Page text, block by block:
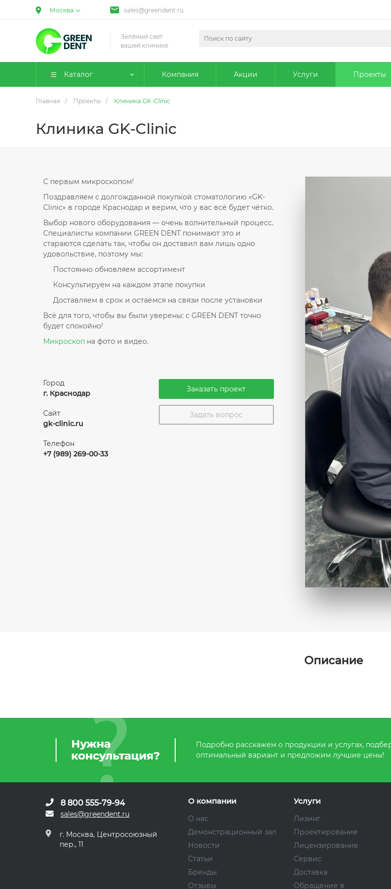
Москва sales@greendent.ru
Зелёный свет
вашей клинике
Каталог Компания Акции Услуги Проекты
Главная / Проекты / Клиника GK-Clinic
Клиника GK-Clinic
С первым микроскопом!
Поздравляем с долгожданной покупкой стоматологию «GK-
Clinic» в городе Краснодар и верим, что у вас всё будет чётко.
Выбор нового оборудования — очень волнительный процесс.
Специалисты компании GREEN DENT понимают это и
стараются сделать так, чтобы он доставил вам лишь одно
удовольствие, поэтому мы:
Постоянно обновляем ассортимент
Консультируем на каждом этапе покупки
Доставляем в срок и остаёмся на связи после установки
Всё для того, чтобы вы были уверены: с GREEN DENT точно
будет спокойно!
Микроскоп на фото и видео.
Город
г. Краснодар
Сайт
gk-clinic.ru
Телефон
+7 (989) 269-00-33
Заказать проект
Задать вопрос
Описание
Подробно расскажем о продукции и услугах,
оптимальный вариант и предложим лучшие цены!
8 800 555-79-94
sales@greendent.ru
г. Москва, Центросоюзный
пер., 11
О компании
О нас
Демонстрационный зал
Новости
Статьи
Бренды
Отзывы
Услуги
Лизинг
Проектирование
Лицензирование
Сервис
Доставка
Обращение в